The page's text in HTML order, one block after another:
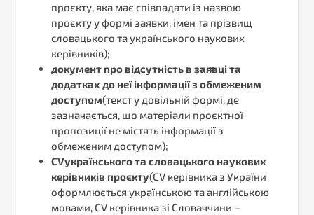
проєкту, яка має співпадати із назвою
проєкту у формі заявки, імен та прізвищ
словацького та українського наукових
керівників);
документ про відсутність в заявці та
додатках до неї інформації з обмеженим
доступом(текст у довільній формі, де
зазначається, що матеріали проєктної
пропозиції не містять інформації з
обмеженим доступом);
CVукраїнського та словацького наукових
керівників проєкту(CV керівника з України
оформлюється українською та англійською
мовами, CV керівника зі Словаччини –